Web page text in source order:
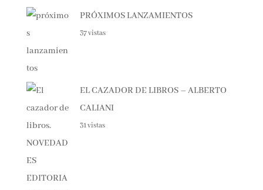
PRÓXIMOS LANZAMIENTOS
37 vistas
EL CAZADOR DE LIBROS – ALBERTO
CALIANI
31 vistas